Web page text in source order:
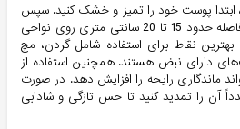
ابتدا پوست خود را تمیز و خشک کنید. سپس
مقدار مناسبی از محصول را از فاصله حدود 15 تا 20 سانتی متری روی نواحی
نقاط برای استفاده شامل گردن، مچ
دارای نبض هستند. همچنین استفاده از
ماندگاری رایحه را افزایش دهد. در صورت
آن را تمدید کنید تا حس تازگی و شادابی